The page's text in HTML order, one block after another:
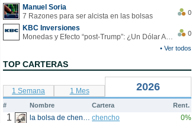
Manuel Soria
7 Razones para ser alcista en las bolsas
0
KBC Inversiones
Monedas y Efecto “post-Trump”: ¿Un Dólar Americano operando en rangos?
0
• Ver todos
TOP CARTERAS
1 Semana 1 Mes 2026
# Nombre Cartera Rent.
1 la bolsa de chencho chencho 0%